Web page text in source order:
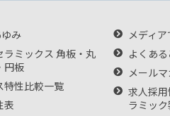
み
ラミックス 角板・丸
円板
特性比較一覧
表
メディ
よくあ
メール
求人採
ラミック